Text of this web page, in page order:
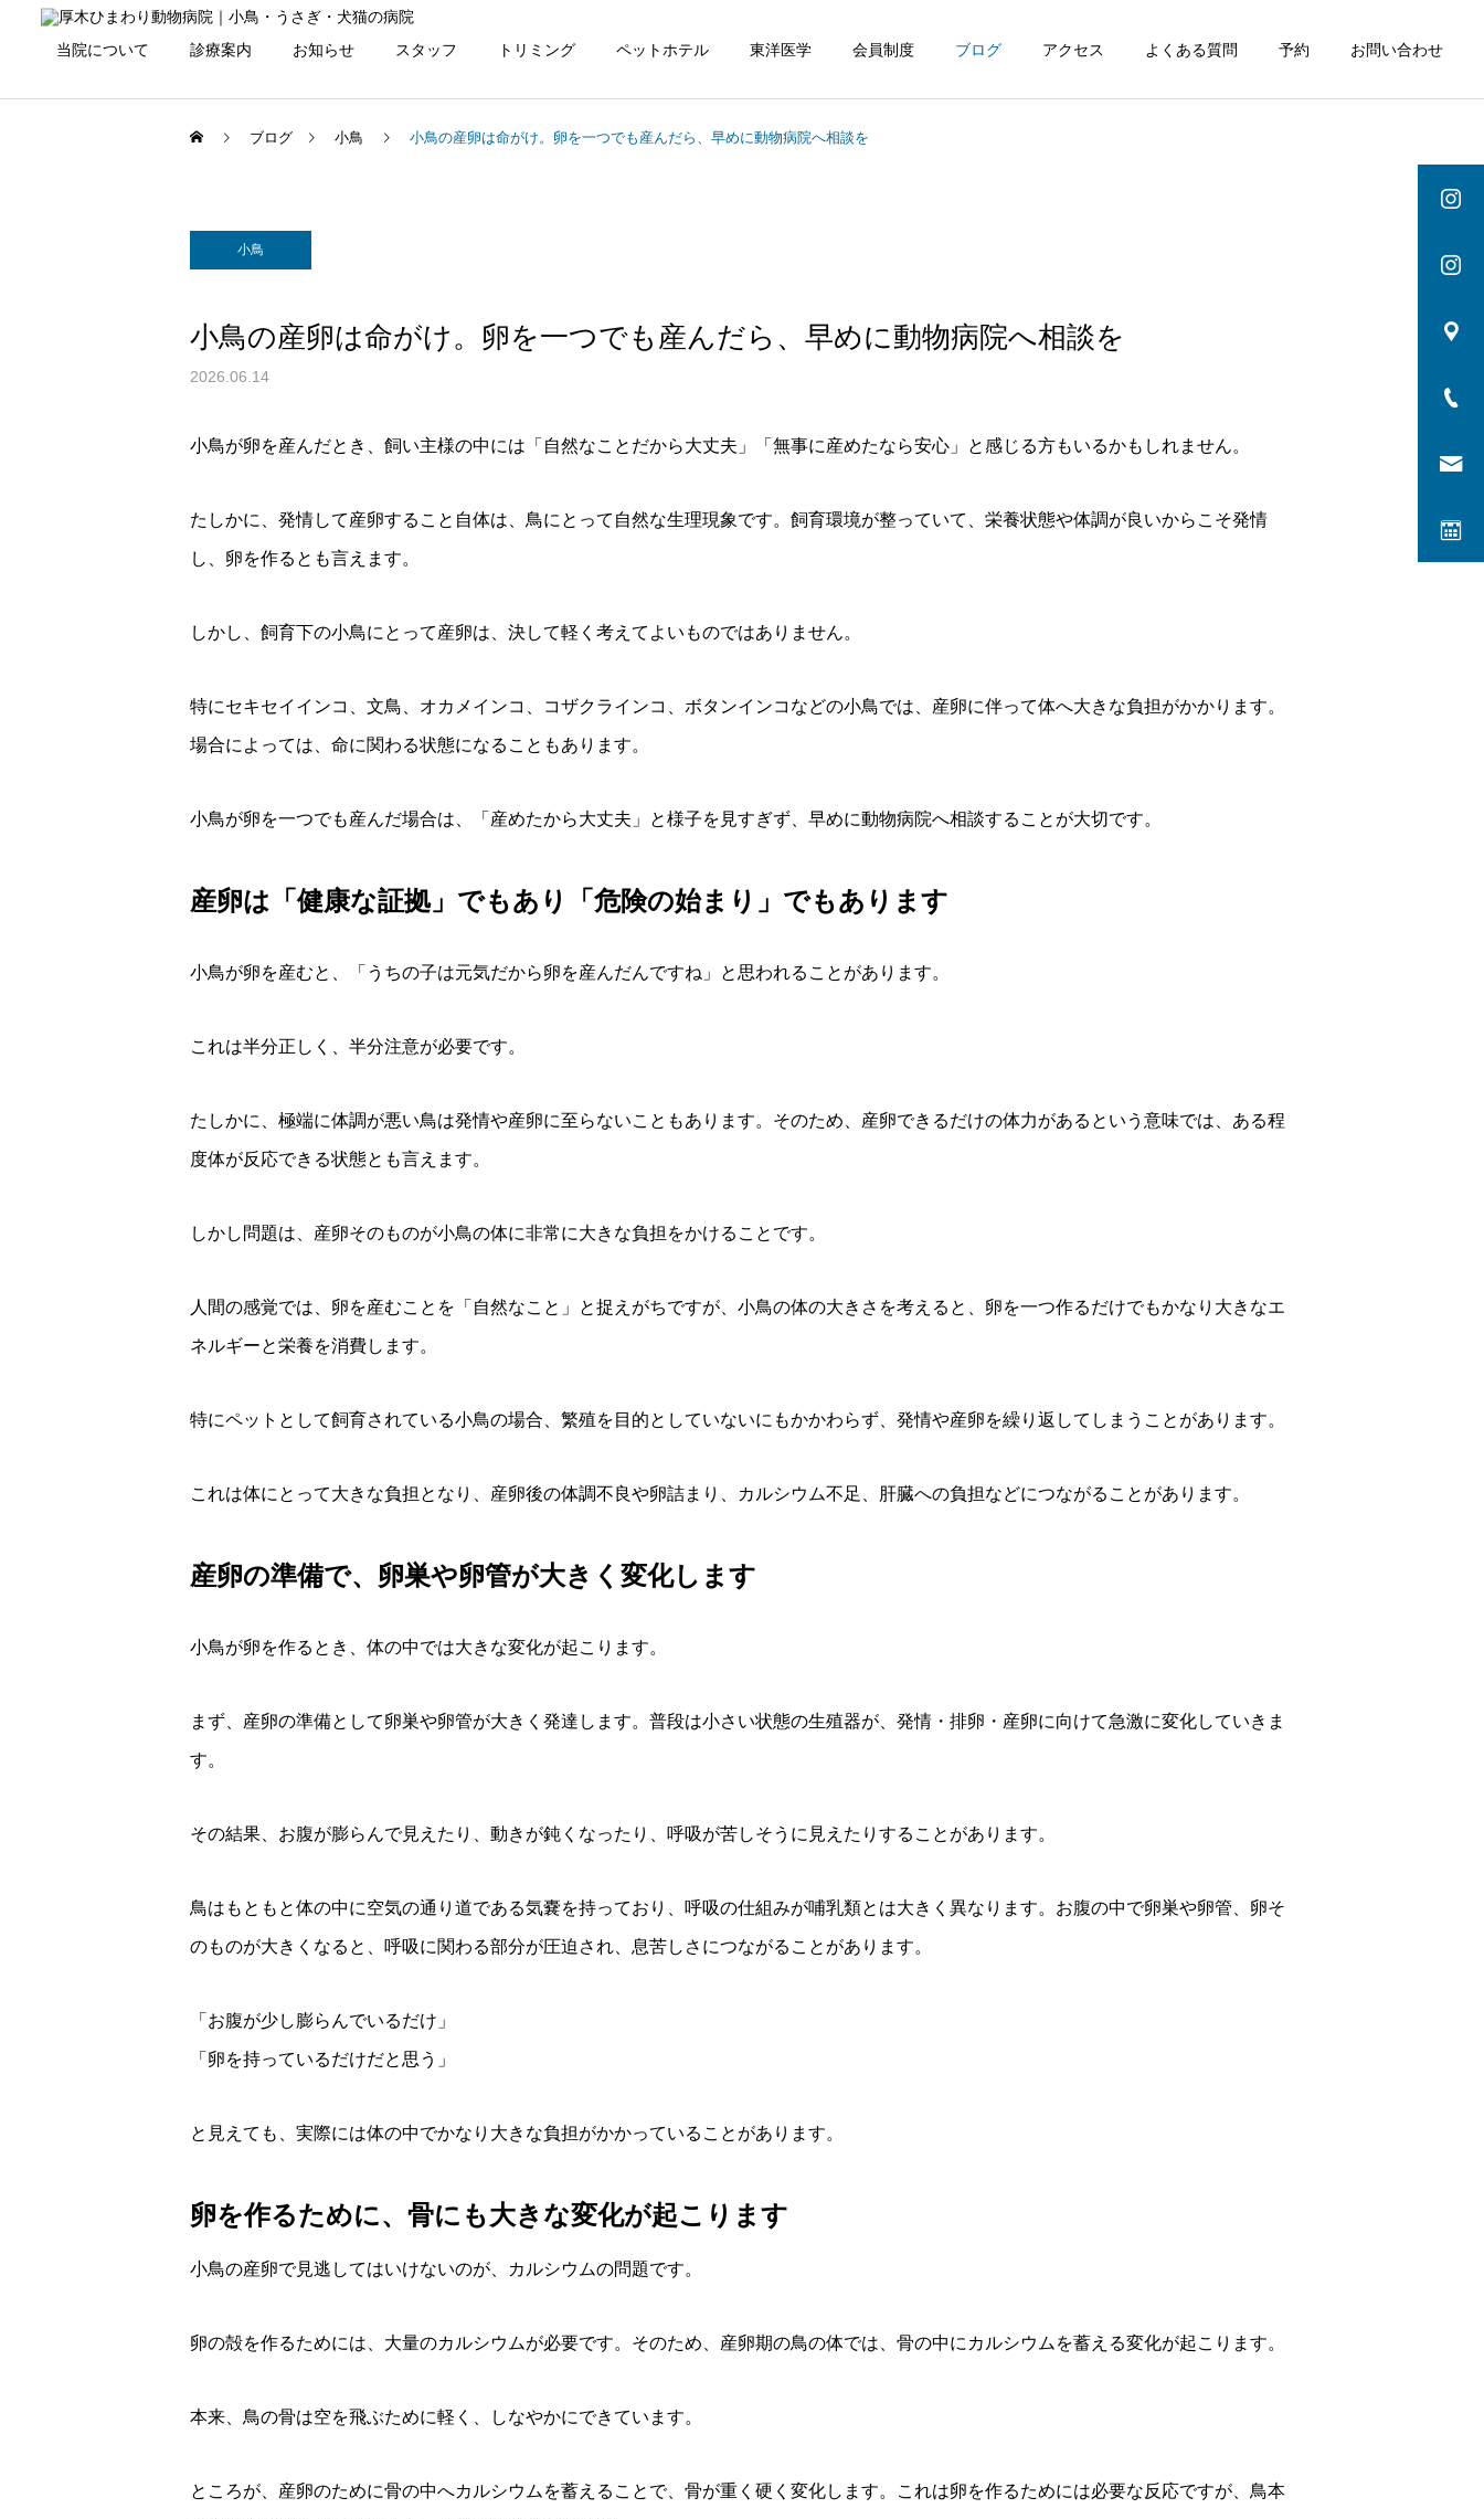
当院について 診療案内 お知らせ スタッフ トリミング ペットホテル 東洋医学 会員制度 ブログ アクセス よくある質問 予約 お問い合わせ
ブログ 小鳥 小鳥の産卵は命がけ。卵を一つでも産んだら、早めに動物病院へ相談を
小鳥
小鳥の産卵は命がけ。卵を一つでも産んだら、早めに動物病院へ相談を
2026.06.14
小鳥が卵を産んだとき、飼い主様の中には「自然なことだから大丈夫」「無事に産めたなら安心」と感じる方もいるかもしれません。
たしかに、発情して産卵すること自体は、鳥にとって自然な生理現象です。飼育環境が整っていて、栄養状態や体調が良いからこそ発情
し、卵を作るとも言えます。
しかし、飼育下の小鳥にとって産卵は、決して軽く考えてよいものではありません。
特にセキセイインコ、文鳥、オカメインコ、コザクラインコ、ボタンインコなどの小鳥では、産卵に伴って体へ大きな負担がかかります。
場合によっては、命に関わる状態になることもあります。
小鳥が卵を一つでも産んだ場合は、「産めたから大丈夫」と様子を見すぎず、早めに動物病院へ相談することが大切です。
産卵は「健康な証拠」でもあり「危険の始まり」でもあります
小鳥が卵を産むと、「うちの子は元気だから卵を産んだんですね」と思われることがあります。
これは半分正しく、半分注意が必要です。
たしかに、極端に体調が悪い鳥は発情や産卵に至らないこともあります。そのため、産卵できるだけの体力があるという意味では、ある程
度体が反応できる状態とも言えます。
しかし問題は、産卵そのものが小鳥の体に非常に大きな負担をかけることです。
人間の感覚では、卵を産むことを「自然なこと」と捉えがちですが、小鳥の体の大きさを考えると、卵を一つ作るだけでもかなり大きなエ
ネルギーと栄養を消費します。
特にペットとして飼育されている小鳥の場合、繁殖を目的としていないにもかかわらず、発情や産卵を繰り返してしまうことがあります。
これは体にとって大きな負担となり、産卵後の体調不良や卵詰まり、カルシウム不足、肝臓への負担などにつながることがあります。
産卵の準備で、卵巣や卵管が大きく変化します
小鳥が卵を作るとき、体の中では大きな変化が起こります。
まず、産卵の準備として卵巣や卵管が大きく発達します。普段は小さい状態の生殖器が、発情・排卵・産卵に向けて急激に変化していきま
す。
その結果、お腹が膨らんで見えたり、動きが鈍くなったり、呼吸が苦しそうに見えたりすることがあります。
鳥はもともと体の中に空気の通り道である気嚢を持っており、呼吸の仕組みが哺乳類とは大きく異なります。お腹の中で卵巣や卵管、卵そ
のものが大きくなると、呼吸に関わる部分が圧迫され、息苦しさにつながることがあります。
「お腹が少し膨らんでいるだけ」
「卵を持っているだけだと思う」
と見えても、実際には体の中でかなり大きな負担がかかっていることがあります。
卵を作るために、骨にも大きな変化が起こります
小鳥の産卵で見逃してはいけないのが、カルシウムの問題です。
卵の殻を作るためには、大量のカルシウムが必要です。そのため、産卵期の鳥の体では、骨の中にカルシウムを蓄える変化が起こります。
本来、鳥の骨は空を飛ぶために軽く、しなやかにできています。
ところが、産卵のために骨の中へカルシウムを蓄えることで、骨が重く硬く変化します。これは卵を作るためには必要な反応ですが、鳥本